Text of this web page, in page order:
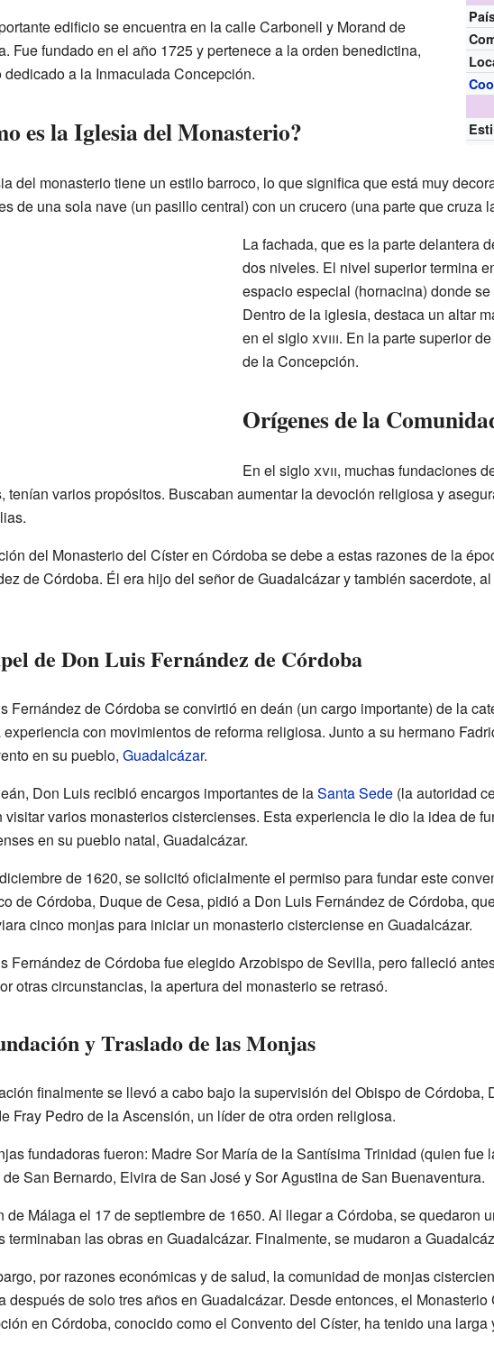
edificio se encuentra en la calle Carbonell y Morand de
Fue fundado en el año 1725 y pertenece a la orden benedictina,
dedicado a la Inmaculada Concepción.
es la Iglesia del Monasterio?
del monasterio tiene un estilo barroco, lo que significa que está muy
de una sola nave (un pasillo central) con un crucero (una parte que cruza
La fachada, que es la parte delantera
dos niveles. El nivel superior termina
espacio especial (hornacina) donde
Dentro de la iglesia, destaca un altar
en el sigloxviii. En la parte superior
de la Concepción.
Orígenes de la
En el sigloxvii, muchas fundaciones
tenían varios propósitos. Buscaban aumentar la devoción religiosa y
del Monasterio del Císter en Córdoba se debe a estas razones de la
de Córdoba. Él era hijo del señor de Guadalcázar y también sacerdote,
de Don Luis Fernández de Córdoba
Fernández de Córdoba se convirtió en deán (un cargo importante) de la
experiencia con movimientos de reforma religiosa. Junto a su hermano
en su pueblo, Guadalcázar.
Don Luis recibió encargos importantes de laSanta Sede(la autoridad
visitar varios monasterios cistercienses. Esta experiencia le dio la idea de
en su pueblo natal, Guadalcázar.
de 1620, se solicitó oficialmente el permiso para fundar este
de Córdoba, Duque de Cesa, pidió a Don Luis Fernández de Córdoba,
cinco monjas para iniciar un monasterio cisterciense en Guadalcázar.
Fernández de Córdoba fue elegido Arzobispo de Sevilla, pero falleció
otras circunstancias, la apertura del monasterio se retrasó.
y Traslado de las Monjas
finalmente se llevó a cabo bajo la supervisión del Obispo de Córdoba,
Fray Pedro de la Ascensión, un líder de otra orden religiosa.
fundadoras fueron: Madre Sor María de la Santísima Trinidad (quien fue
San Bernardo, Elvira de San José y Sor Agustina de San Buenaventura.
de Málaga el 17 de septiembre de 1650. Al llegar a Córdoba, se quedaron
terminaban las obras en Guadalcázar. Finalmente, se mudaron a
por razones económicas y de salud, la comunidad de monjas
después de solo tres años en Guadalcázar. Desde entonces, el
en Córdoba, conocido como el Convento del Císter, ha tenido una